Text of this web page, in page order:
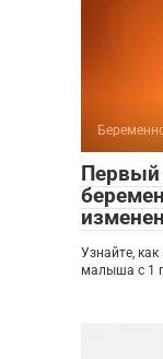
Первый
Узнайте,
малыша с 1